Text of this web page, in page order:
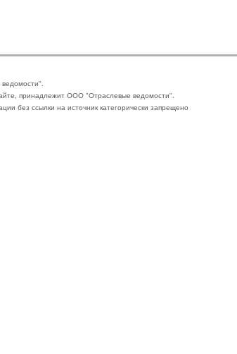
принадлежит ООО "Отраслевые ведомости".
без ссылки на источник категорически запрещено